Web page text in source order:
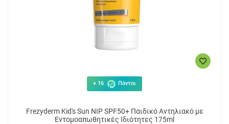
+ 16 Πόντοι
Frezyderm Kid's Sun NIP SPF50+ Παιδικό Αντηλιακό με
Εντομοαπωθητικές Ιδιότητες 175ml